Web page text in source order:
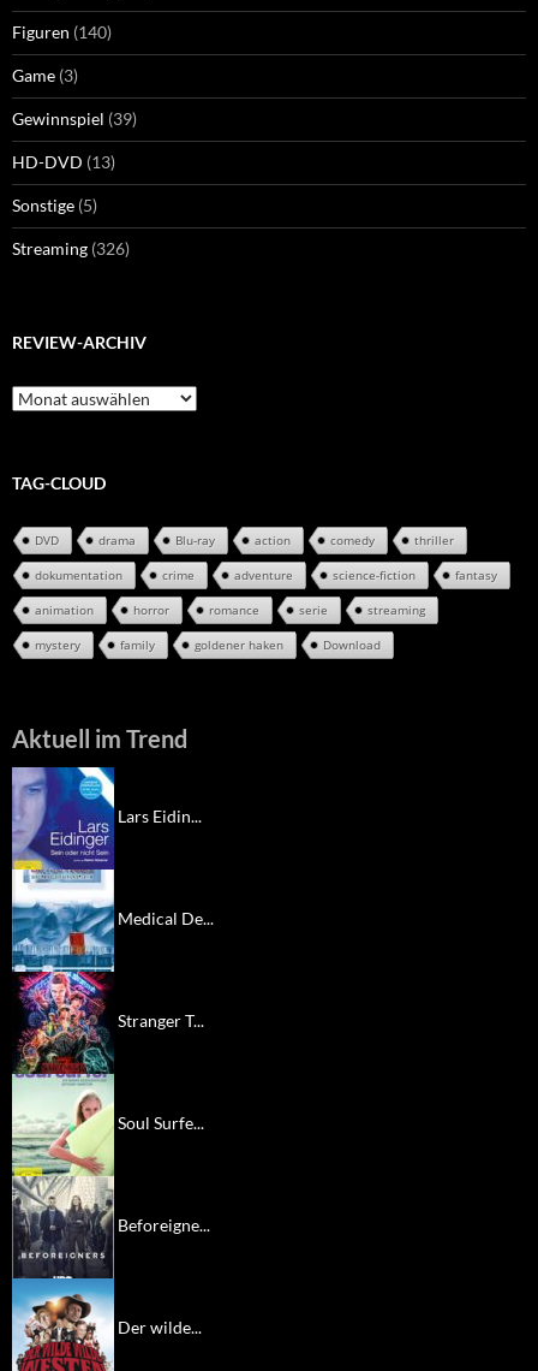
Figuren (140)
Game (3)
Gewinnspiel (39)
HD-DVD (13)
Sonstige (5)
Streaming (326)
REVIEW-ARCHIV
Review-
Archiv
TAG-CLOUD
DVD drama Blu-ray action comedy thriller
dokumentation crime adventure science-fiction fantasy
animation horror romance serie streaming
mystery family goldener haken Download
Aktuell im Trend
Lars Eidin...
Medical De...
Stranger T...
Soul Surfe...
Beforeigne...
Der wilde...